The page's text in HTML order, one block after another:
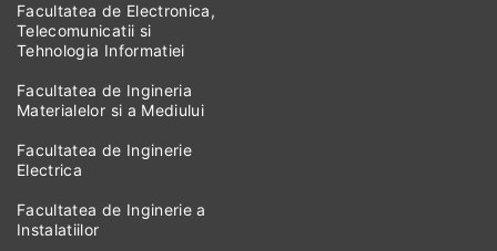
Facultatea de Electronica,
Telecomunicatii si
Tehnologia Informatiei
Facultatea de Ingineria
Materialelor si a Mediului
Facultatea de Inginerie
Electrica
Facultatea de Inginerie a
Instalatiilor